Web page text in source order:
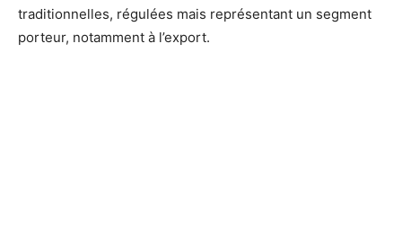
traditionnelles, régulées mais représentant un segment
porteur, notamment à l’export.